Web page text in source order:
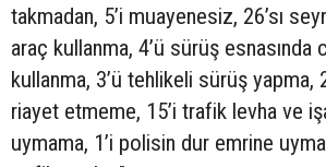
takmadan, 5’i muayenesiz, 26’sı
araç kullanma, 4’ü sürüş
kullanma, 3’ü tehlikeli sürüş yapma,
riayet etmeme, 15’i trafik levha ve
uymama, 1’i polisin dur emrine